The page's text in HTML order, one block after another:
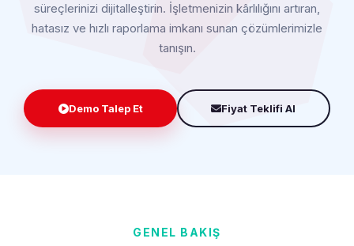
süreçlerinizi dijitalleştirin. İşletmenizin kârlılığını artıran,
hatasız ve hızlı raporlama imkanı sunan çözümlerimizle
tanışın.
Demo Talep Et Fiyat Teklifi Al
GENEL BAKIŞ